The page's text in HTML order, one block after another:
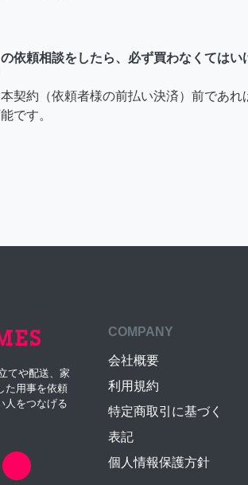
依頼相談をしたら、必ず買わなくてはい
契約（依頼者様の前払い決済）前であれ
です。
てや配送、家
た用事を依頼
人をつなげる
COMPANY
会社概要
利用規約
特定商取引に基づく
表記
個人情報保護方針